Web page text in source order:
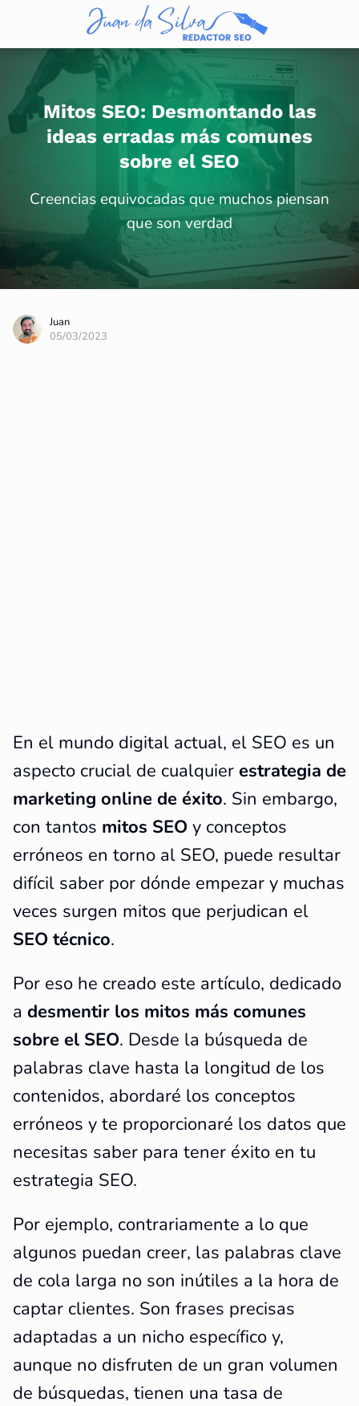
Mitos SEO: Desmontando las
ideas erradas más comunes
sobre el SEO
Creencias equivocadas que muchos piensan
que son verdad
Juan
05/03/2023
En el mundo digital actual, el SEO es un
aspecto crucial de cualquier estrategia de
marketing online de éxito. Sin embargo,
con tantos mitos SEO y conceptos
erróneos en torno al SEO, puede resultar
difícil saber por dónde empezar y muchas
veces surgen mitos que perjudican el
SEO técnico.
Por eso he creado este artículo, dedicado
a desmentir los mitos más comunes
sobre el SEO. Desde la búsqueda de
palabras clave hasta la longitud de los
contenidos, abordaré los conceptos
erróneos y te proporcionaré los datos que
necesitas saber para tener éxito en tu
estrategia SEO.
Por ejemplo, contrariamente a lo que
algunos puedan creer, las palabras clave
de cola larga no son inútiles a la hora de
captar clientes. Son frases precisas
adaptadas a un nicho específico y,
aunque no disfruten de un gran volumen
de búsquedas, tienen una tasa de